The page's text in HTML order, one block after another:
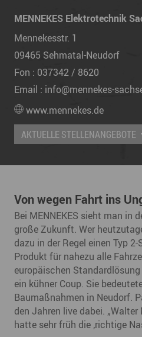
MENNEKES Elektrotechnik
Mennekesstr. 1
09465 Sehmatal-Neudorf
Fon : 037342 / 8620
Email : info@mennekes-
www.mennekes.de
AKTUELLE STELLENANGEBOTE
Von wegen Fahrt ins
Bei MENNEKES sieht man in
große Zukunft. Wer
dazu in der Regel einen Typ
Produkt für nahezu alle
europäischen
ein kühner Coup. Sie
Baumaßnahmen in Neudorf.
den Jahren live dabei.
hatte sehr früh die ‚richtige